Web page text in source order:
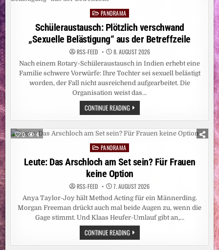
BITTET
UM
SPENDEN
PostedPANORAMA
Schüleraustausch: Plötzlich verschwand
„Sexuelle Belästigung“ aus der Betreffzeile
RSS-FEED 8. AUGUST 2026
Nach einem Rotary-Schüleraustausch in Indien erhebt eine
Familie schwere Vorwürfe: Ihre Tochter sei sexuell belästigt
worden, der Fall nicht ausreichend aufgearbeitet. Die
Organisation weist das…
CONTINUE READINGSCHÜLERAUSTAUSCH:
PLÖTZLICH
VERSCHWAND
BELÄSTIGUNG“
AUS
0 4
PostedPANORAMA
Leute: Das Arschloch am Set sein? Für Frauen
keine Option
RSS-FEED 7. AUGUST 2026
Anya Taylor-Joy hält Method Acting für ein Männerding.
Morgan Freeman drückt auch mal beide Augen zu, wenn die
Gage stimmt. Und Klaas Heufer-Umlauf gibt an,…
CONTINUE READINGLEUTE:
DAS
ARSCHLOCH